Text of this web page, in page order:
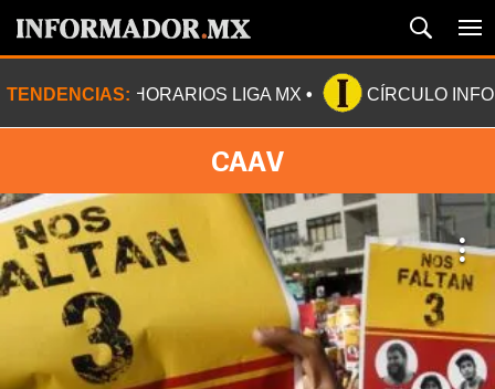
TENDENCIAS: HORARIOS LIGA MX CÍRCULO
CAAV